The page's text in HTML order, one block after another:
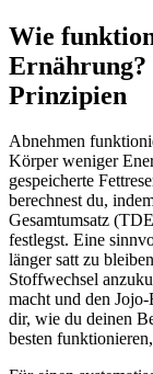
Wie
Ernährung?
Prinzipien
Abnehmen
Körper weniger
gespeicherte
berechnest du,
Gesamtumsatz
festlegst. Eine
länger satt zu
Stoffwechsel
macht und den
dir, wie du deinen
besten